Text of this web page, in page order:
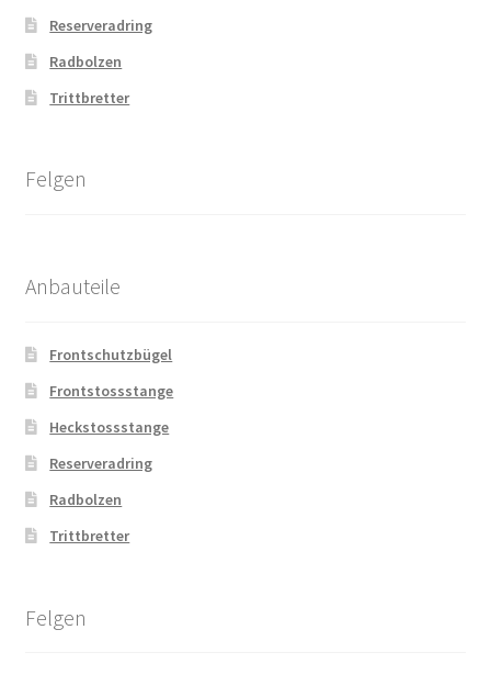
Reserveradring
Radbolzen
Trittbretter
Felgen
Anbauteile
Frontschutzbügel
Frontstossstange
Heckstossstange
Reserveradring
Radbolzen
Trittbretter
Felgen